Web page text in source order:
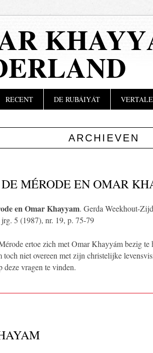
RECENT DE RUBÁIYÁT
ARCHIEVEN
MÉRODE EN OMAR
en Omar Khayyam. Gerda Weekhout-
jrg. 5 (1987), nr. 19, p. 75-79
ertoe zich met Omar Khayyám bezig
toch niet overeen met zijn christelijke
deze vragen te vinden.